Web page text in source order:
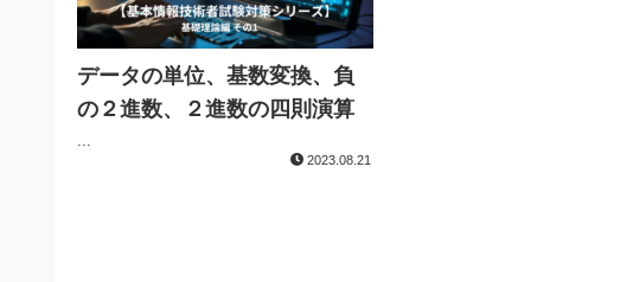
データの単位、基数変換、負
の２進数、２進数の四則演算
...
2023.08.21